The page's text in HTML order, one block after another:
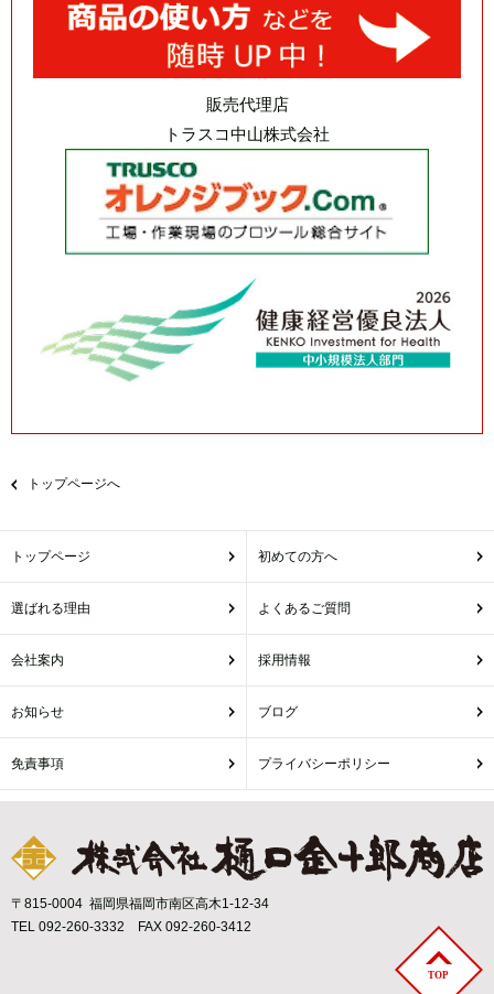
販売代理店
トラスコ中山株式会社
トップページへ
〒815-0004 福岡県福岡市南区高木1-12-34
TEL 092-260-3332 FAX 092-260-3412
トップページ 初めての方へ
選ばれる理由 よくあるご質問
会社案内 採用情報
お知らせ ブログ
免責事項 プライバシーポリシー